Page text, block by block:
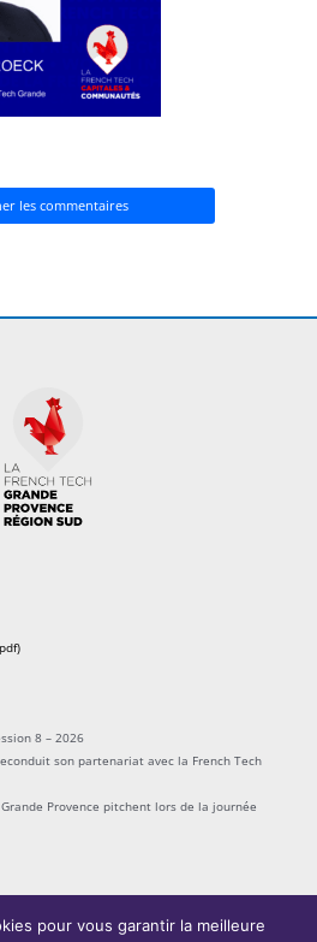
les commentaires
8 – 2026
son partenariat avec la French Tech
Provence pitchent lors de la journée
pour vous garantir la meilleure